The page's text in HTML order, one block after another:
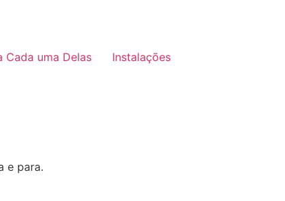
Cada uma Delas
Instalações
e para.